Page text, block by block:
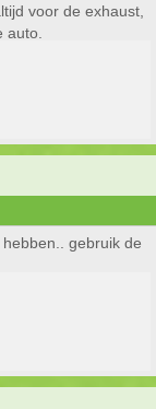
voor de exhaust,
auto.
gebruik de